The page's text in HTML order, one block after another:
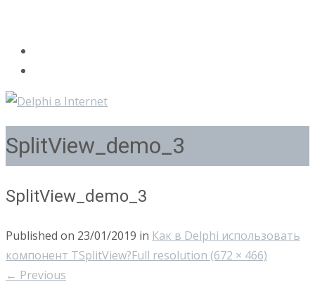
SplitView_demo_3
SplitView_demo_3
Published on 23/01/2019 in Как в Delphi использовать
компонент TSplitView?Full resolution (672 × 466)
← Previous